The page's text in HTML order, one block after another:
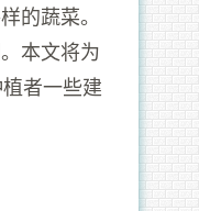
的蔬菜。
本文将为
者一些建